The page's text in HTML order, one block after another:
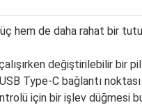
hem de daha rahat bir
değiştirilebilir bir
Type-C bağlantı noktası
için bir işlev düğmesi